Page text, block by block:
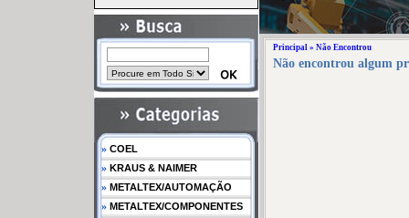
» COEL
» KRAUS & NAIMER
» METALTEX/AUTOMAÇÃO
» METALTEX/COMPONENTES
Principal» Não Encontrou
Não encontrou algum